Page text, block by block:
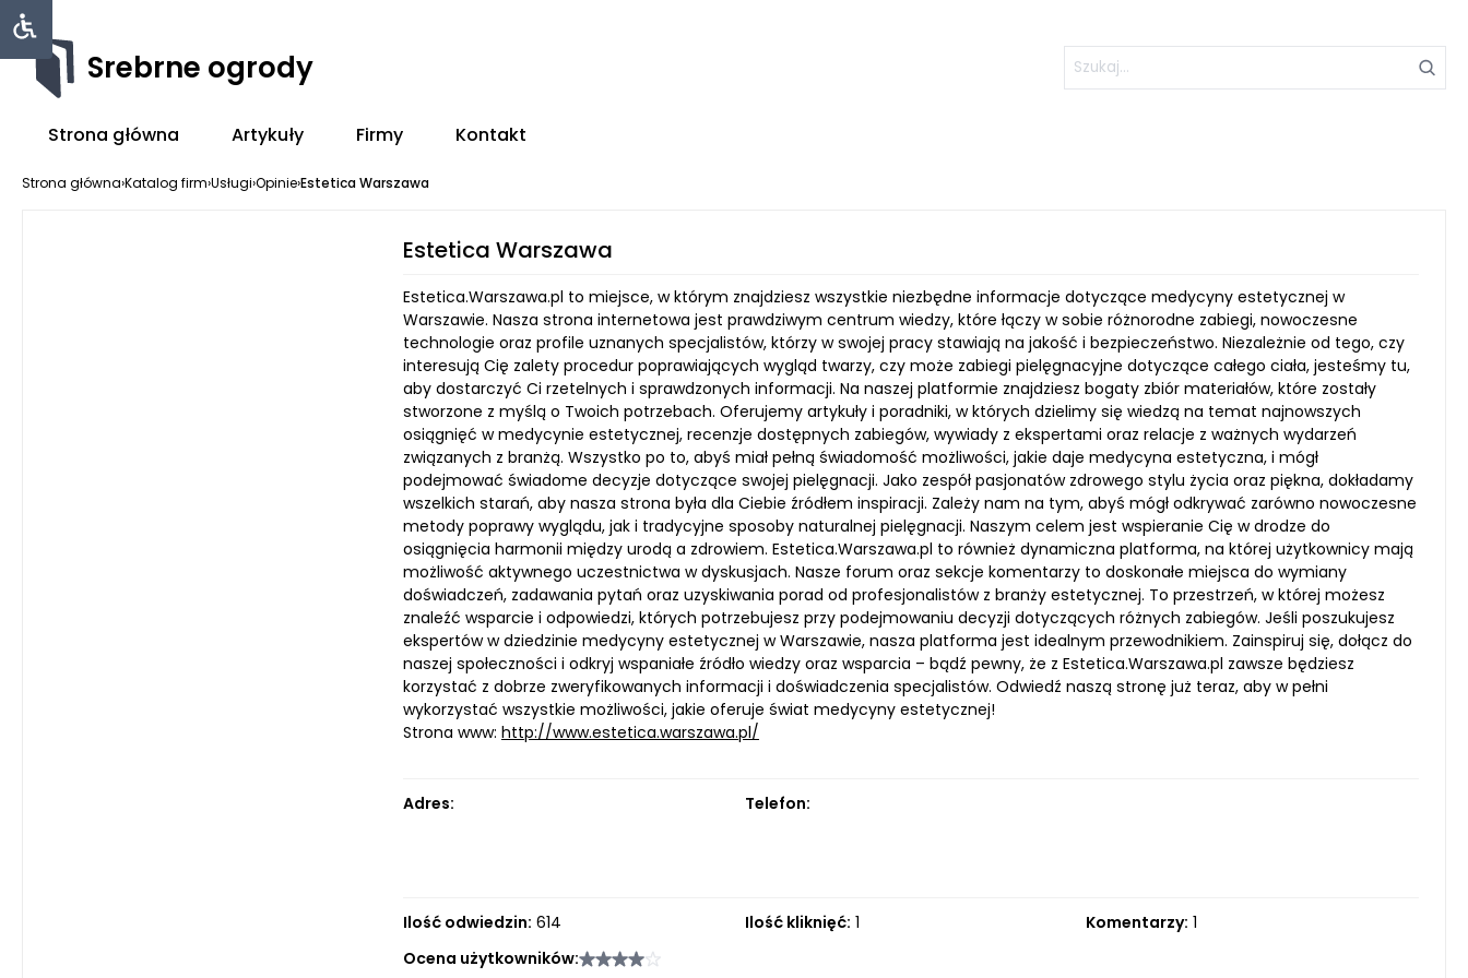
Srebrne ogrody
Strona główna Artykuły Firmy Kontakt
Strona główna›Katalog firm›Usługi›Opinie›Estetica Warszawa
Estetica Warszawa
Estetica.Warszawa.pl to miejsce, w którym znajdziesz wszystkie niezbędne informacje dotyczące medycyny estetycznej w
Warszawie. Nasza strona internetowa jest prawdziwym centrum wiedzy, które łączy w sobie różnorodne zabiegi, nowoczesne
technologie oraz profile uznanych specjalistów, którzy w swojej pracy stawiają na jakość i bezpieczeństwo. Niezależnie od tego, czy
interesują Cię zalety procedur poprawiających wygląd twarzy, czy może zabiegi pielęgnacyjne dotyczące całego ciała, jesteśmy tu,
aby dostarczyć Ci rzetelnych i sprawdzonych informacji. Na naszej platformie znajdziesz bogaty zbiór materiałów, które zostały
stworzone z myślą o Twoich potrzebach. Oferujemy artykuły i poradniki, w których dzielimy się wiedzą na temat najnowszych
osiągnięć w medycynie estetycznej, recenzje dostępnych zabiegów, wywiady z ekspertami oraz relacje z ważnych wydarzeń
związanych z branżą. Wszystko po to, abyś miał pełną świadomość możliwości, jakie daje medycyna estetyczna, i mógł
podejmować świadome decyzje dotyczące swojej pielęgnacji. Jako zespół pasjonatów zdrowego stylu życia oraz piękna, dokładamy
wszelkich starań, aby nasza strona była dla Ciebie źródłem inspiracji. Zależy nam na tym, abyś mógł odkrywać zarówno nowoczesne
metody poprawy wyglądu, jak i tradycyjne sposoby naturalnej pielęgnacji. Naszym celem jest wspieranie Cię w drodze do
osiągnięcia harmonii między urodą a zdrowiem. Estetica.Warszawa.pl to również dynamiczna platforma, na której użytkownicy mają
możliwość aktywnego uczestnictwa w dyskusjach. Nasze forum oraz sekcje komentarzy to doskonałe miejsca do wymiany
doświadczeń, zadawania pytań oraz uzyskiwania porad od profesjonalistów z branży estetycznej. To przestrzeń, w której możesz
znaleźć wsparcie i odpowiedzi, których potrzebujesz przy podejmowaniu decyzji dotyczących różnych zabiegów. Jeśli poszukujesz
ekspertów w dziedzinie medycyny estetycznej w Warszawie, nasza platforma jest idealnym przewodnikiem. Zainspiruj się, dołącz do
naszej społeczności i odkryj wspaniałe źródło wiedzy oraz wsparcia – bądź pewny, że z Estetica.Warszawa.pl zawsze będziesz
korzystać z dobrze zweryfikowanych informacji i doświadczenia specjalistów. Odwiedź naszą stronę już teraz, aby w pełni
wykorzystać wszystkie możliwości, jakie oferuje świat medycyny estetycznej!
Strona www: http://www.estetica.warszawa.pl/
Adres: Telefon:
Ilość odwiedzin: 614 Ilość kliknięć: 1 Komentarzy: 1
Ocena użytkowników: